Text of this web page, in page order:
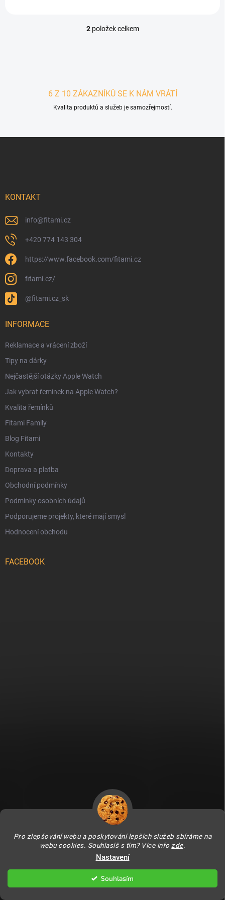
Pro zlepšování webu a poskytování lepších služeb sbíráme na
webu cookies. Souhlasíš s tím? Více info zde.
Nastavení
Souhlasím
Ovládací prvky výpisu
2položek celkem
6 Z 10 ZÁKAZNÍKŮ SE K NÁM VRÁTÍ
Kvalita produktů a služeb je samozřejmostí.
KONTAKT
info@fitami.cz
+420 774 143 304
https://www.facebook.com/fitami.cz
fitami.cz/
@fitami.cz_sk
INFORMACE
Reklamace a vrácení zboží
Tipy na dárky
Nejčastější otázky Apple Watch
Jak vybrat řemínek na Apple Watch?
Kvalita řemínků
Fitami Family
Blog Fitami
Kontakty
Doprava a platba
Obchodní podmínky
Podmínky osobních údajů
Podporujeme projekty, které mají smysl
Hodnocení obchodu
FACEBOOK
Fitami.sk Fitami.hu
. Všechna práva vyhrazena.
cookies